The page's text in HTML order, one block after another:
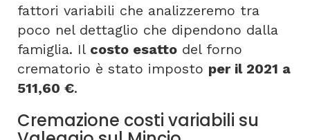
fattori variabili che analizzeremo tra
poco nel dettaglio che dipendono dalla
famiglia. Il costo esatto del forno
crematorio è stato imposto per il 2021 a
511,60 €.
Cremazione costi variabili su